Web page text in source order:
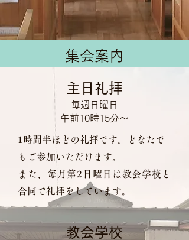
集会案内
主日礼拝
​毎週日曜日
午前10時15分～
1時間半ほどの礼拝です。どなたで
もご参加いただけます。
​また、毎月第2日曜日は教会学校と
合同で礼拝をしています。
​教会学校